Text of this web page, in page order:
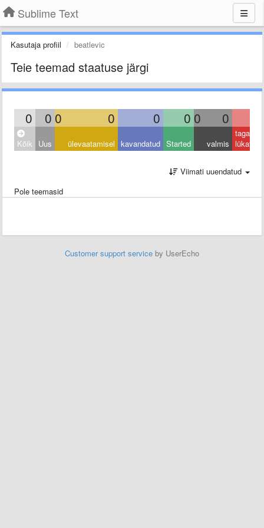
Sublime Text
Kasutaja profiil beatlevic
Teie teemad staatuse järgi
0 0 0 0 0 0 0 0
Kõik Uus ülevaatamisel kavandatud Started valmis
tagasi
lükatud
Viimati uuendatud
Pole teemasid
Customer support service by UserEcho